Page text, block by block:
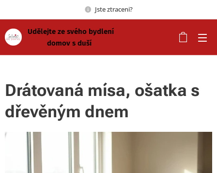
Jste ztraceni?
Udělejte ze svého bydlení
domov s duší
Drátovaná mísa, ošatka s
dřevěným dnem